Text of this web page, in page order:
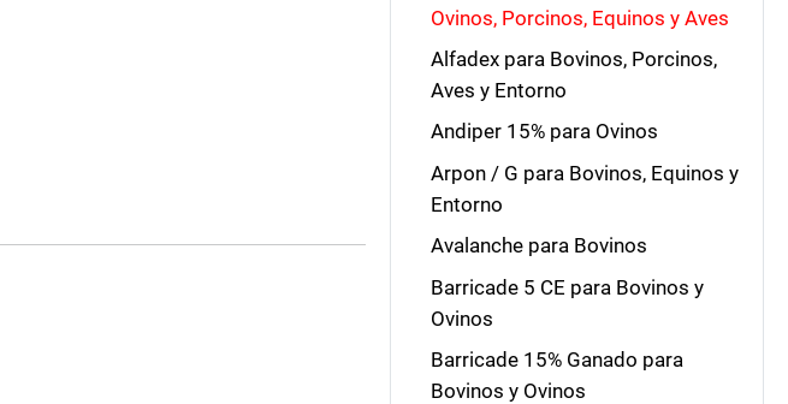
Ovinos, Porcinos, Equinos y Aves
Alfadex para Bovinos, Porcinos,
Aves y Entorno
Andiper 15% para Ovinos
Arpon / G para Bovinos, Equinos y
Entorno
Avalanche para Bovinos
Barricade 5 CE para Bovinos y
Ovinos
Barricade 15% Ganado para
Bovinos y Ovinos